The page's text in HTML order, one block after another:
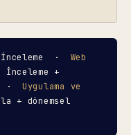
· Web
İnceleme +
·Uygulama ve
+ dönemsel